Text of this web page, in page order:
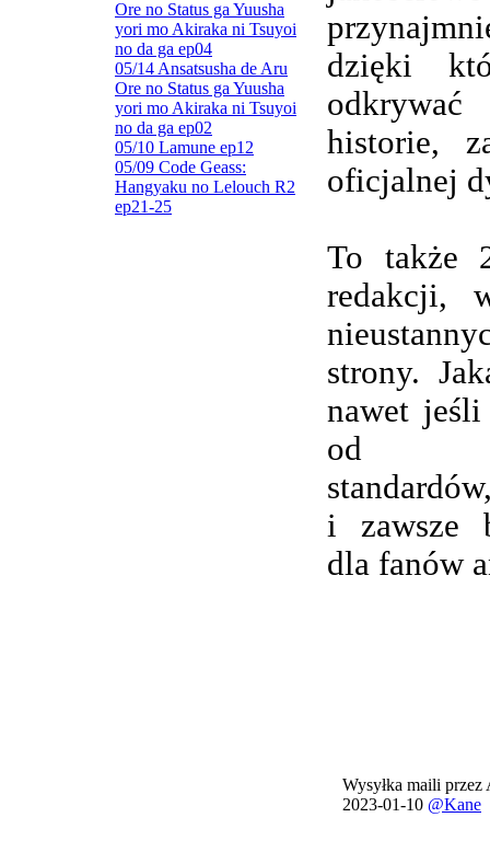
Ore no Status ga Yuusha
yori mo Akiraka ni Tsuyoi
no da ga ep04
05/14 Ansatsusha de Aru
Ore no Status ga Yuusha
yori mo Akiraka ni Tsuyoi
no da ga ep02
05/10 Lamune ep12
05/09 Code Geass:
Hangyaku no Lelouch R2
ep21-25
dzięki
historie,
oficjalnej
To także
redakcji,
strony.
nawet
od
i zawsze
dla fanów
Wysyłka maili
2023-01-10 @Kane